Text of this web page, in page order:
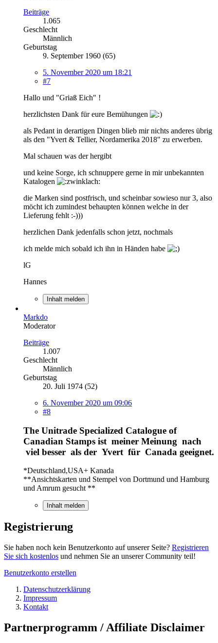
Beiträge
1.065
Geschlecht
Männlich
Geburtstag
9. September 1960 (65)
5. November 2020 um 18:21
#7
Hallo und "Griaß Eich" !
herzlichsten Dank für eure Bemühungen
als Pedant in derartigen Dingen blieb mir nichts anderes übrig
als den "Yvert & Tellier, Nordamerika 2018" zu erwerben.
Mal schauen was der hergibt
und keine Sorge, ich schnuppere gerne in mir unbekannten
Katalogen
die Marken sind postfrisch, und scheinbar sowieso nur 3, also
möcht ich zumindest behaupten können welche in der
Lieferung fehlt :-)))
herzlichen Dank jedenfalls schon jetzt, nochmals
ich melde mich sobald ich ihn in Händen habe
lG
Hannes
Inhalt melden
Markdo
Moderator
Beiträge
1.007
Geschlecht
Männlich
Geburtstag
20. Juli 1974 (52)
6. November 2020 um 09:06
#8
The Unitrade Specialized Catalogue of
Canadian Stamps ist meiner Meinung nach
viel besser als der Yvert für Canada geeignet.
*Deutschland,USA+ Kanada
**Ansichtskarten und Stempel von Dortmund und Hamburg
und Amrum gesucht **
Inhalt melden
Registrierung
Sie haben noch kein Benutzerkonto auf unserer Seite? Registrieren
Sie sich kostenlos und nehmen Sie an unserer Community teil!
Benutzerkonto erstellen
Datenschutzerklärung
Impressum
Kontakt
Partnerprogramm / Affiliate Disclaimer